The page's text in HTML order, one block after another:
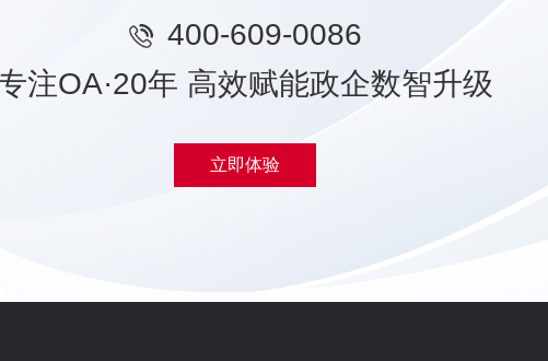
400-609-0086
注OA·20年 高效赋能政企数智升级
立即体验